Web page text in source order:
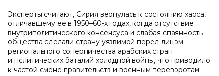
Эксперты считают, Сирия вернулась к состоянию хаоса,
отличавшему ее в 1950–60-х годах, когда отсутствие
внутриполитического консенсуса и слабая спаянность
общества сделали страну уязвимой перед лицом
регионального соперничества арабских стран
и политических баталий холодной войны, что приводило
к частой смене правительств и военным переворотам.